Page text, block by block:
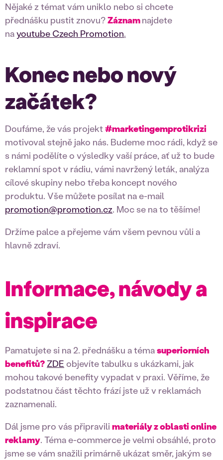
Nějaké z témat vám uniklo nebo si chcete
přednášku pustit znovu?Záznamnajdete
nayoutube Czech Promotion.
Konec nebo nový
začátek?
Doufáme, že vás projekt#marketingemprotikrizi
motivoval stejně jako nás. Budeme moc rádi, když se
s námi podělíte o výsledky vaší práce, ať už to bude
reklamní spot v rádiu, vámi navržený leták, analýza
cílové skupiny nebo třeba koncept nového
produktu. Vše můžete posílat na e-mail
promotion@promotion.cz. Moc se na to těšíme!
Držíme palce a přejeme vám všem pevnou vůli a
hlavně zdraví.
Informace, návody a
inspirace
Pamatujete si na 2. přednášku a témasuperiorních
benefitů? ZDE objevíte tabulku s ukázkami, jak
mohou takové benefity vypadat v praxi. Věříme, že
podstatnou část těchto frází jste už v reklamách
zaznamenali.
Dál jsme pro vás připravili materiály z oblasti online
reklamy. Téma e-commerce je velmi obsáhlé, proto
jsme se vám snažili primárně ukázat směr, jakým se